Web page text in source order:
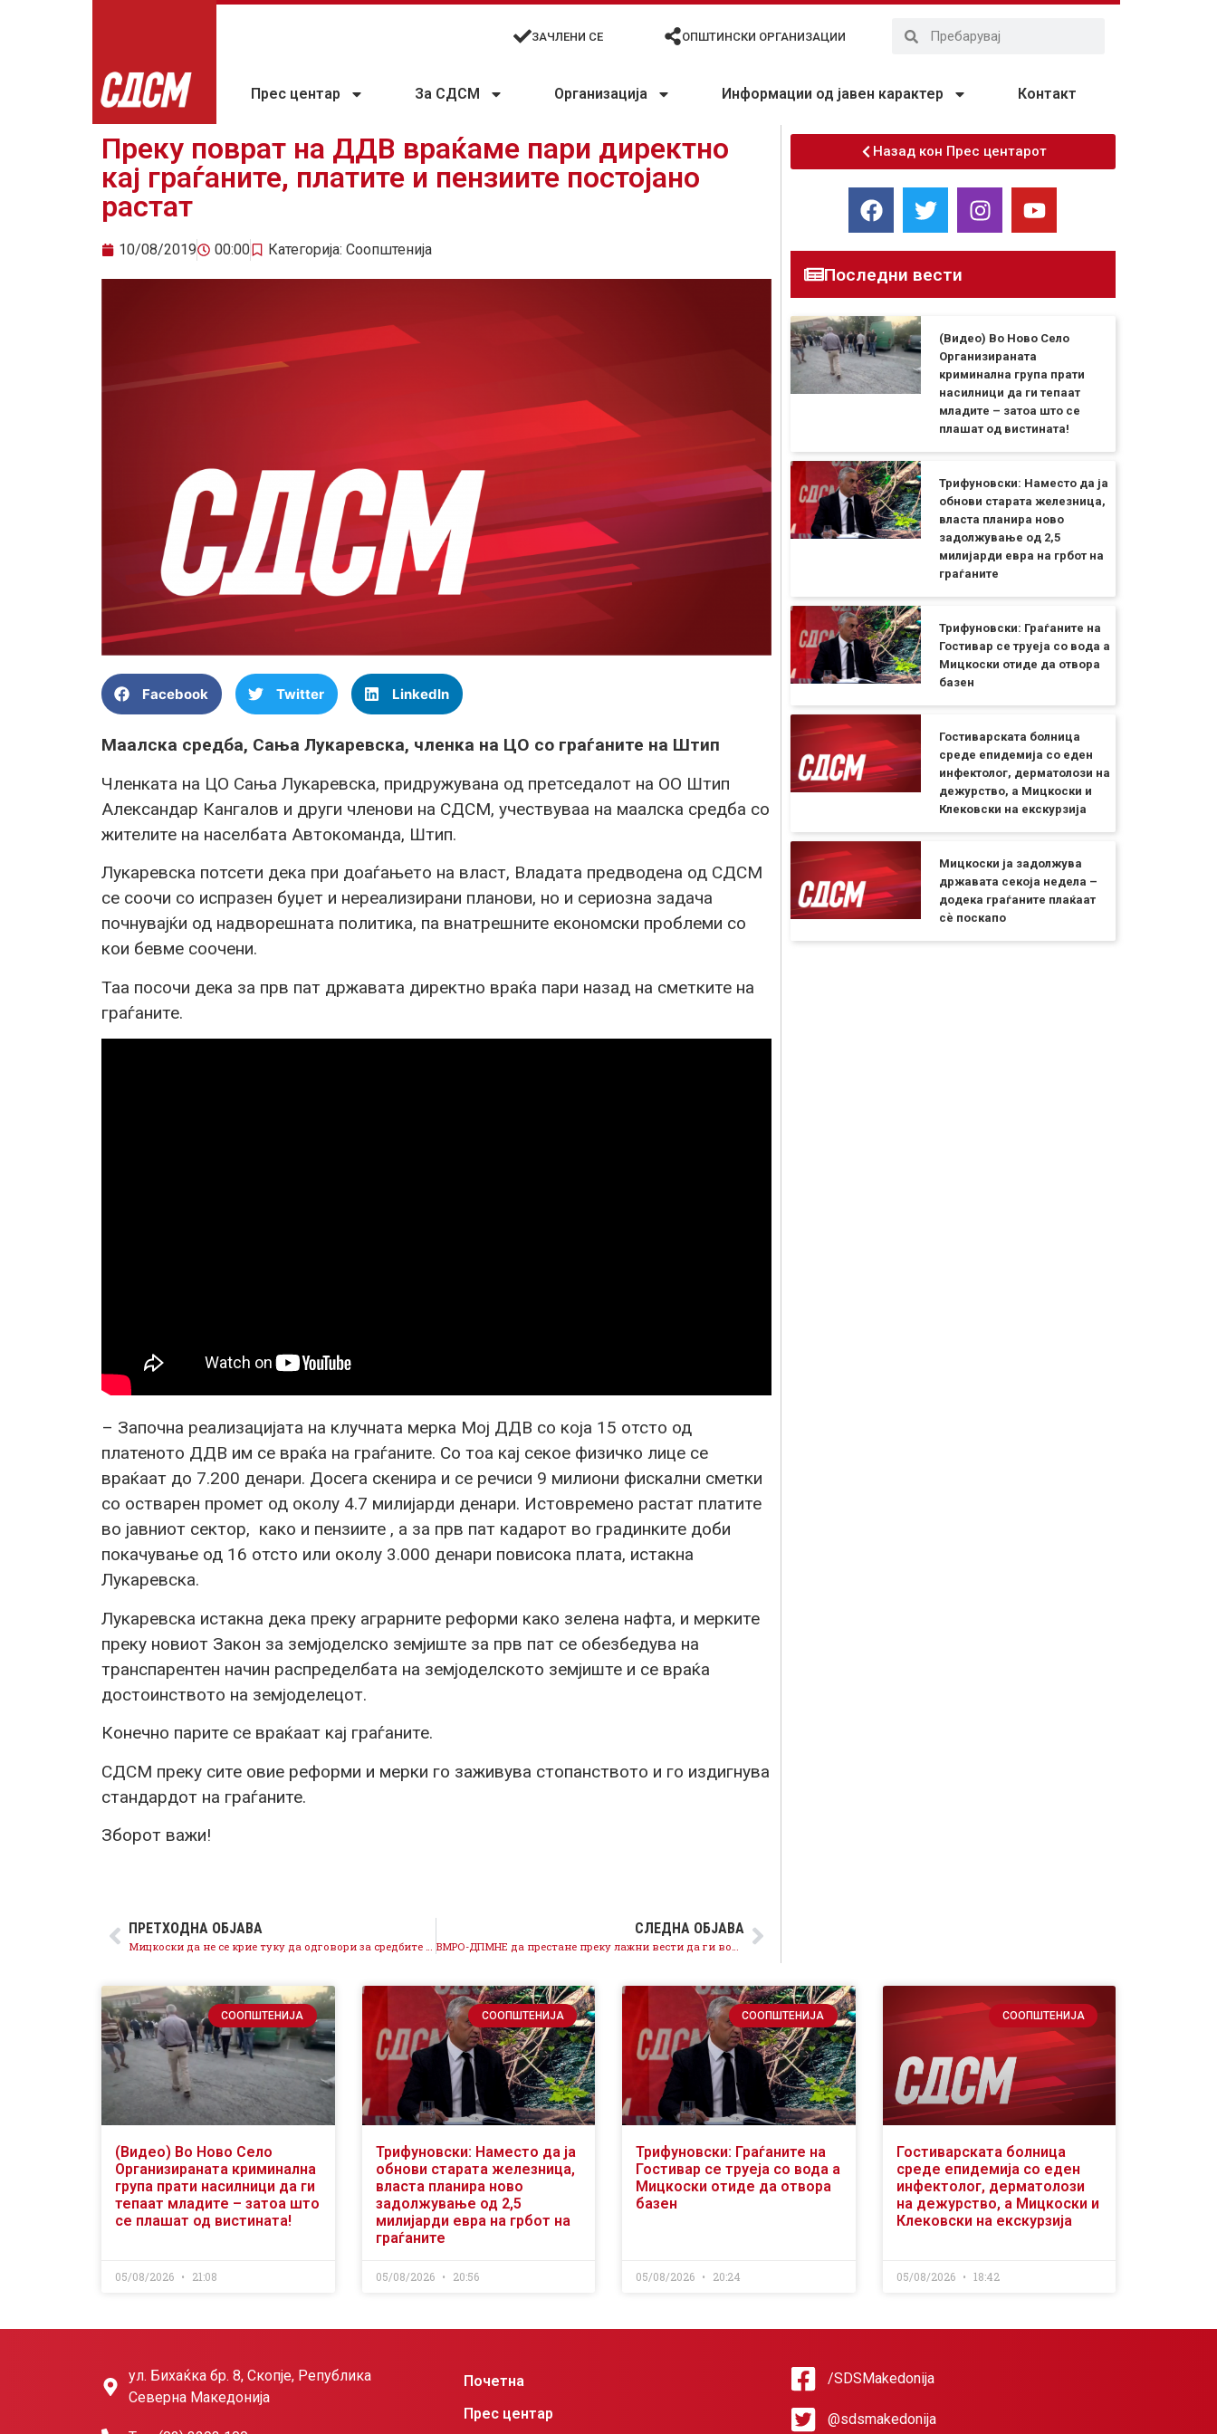
ЗАЧЛЕНИ СЕ ОПШТИНСКИ ОРГАНИЗАЦИИ
Прес центар За СДСМ Организација Информации од јавен карактер Контакт
Преку поврат на ДДВ враќаме пари директно
кај граѓаните, платите и пензиите постојано
растат
10/08/2019 00:00 Категорија: Соопштенија
Facebook Twitter LinkedIn
Маалска средба, Сања Лукаревска, членка на ЦО со граѓаните на Штип
Членката на ЦО Сања Лукаревска, придружувана од претседалот на ОО Штип
Александар Кангалов и други членови на СДСМ, учествуваа на маалска средба со
жителите на населбата Автокоманда, Штип.
Лукаревска потсети дека при доаѓањето на власт, Владата предводена од СДСМ
се соочи со испразен буџет и нереализирани планови, но и сериозна задача
почнувајќи од надворешната политика, па внатрешните економски проблеми со
кои бевме соочени.
Таа посочи дека за прв пат државата директно враќа пари назад на сметките на
граѓаните.
– Започна реализацијата на клучната мерка Мој ДДВ со која 15 отсто од
платеното ДДВ им се враќа на граѓаните. Со тоа кај секое физичко лице се
враќаат до 7.200 денари. Досега скенира и се речиси 9 милиони фискални сметки
со остварен промет од околу 4.7 милијарди денари. Истовремено растат платите
во јавниот сектор, како и пензиите , а за прв пат кадарот во градинките доби
покачување од 16 отсто или околу 3.000 денари повисока плата, истакна
Лукаревска.
Лукаревска истакна дека преку аграрните реформи како зелена нафта, и мерките
преку новиот Закон за земјоделско земјиште за прв пат се обезбедува на
транспарентен начин распределбата на земјоделското земјиште и се враќа
достоинството на земјоделецот.
Конечно парите се враќаат кај граѓаните.
СДСМ преку сите овие реформи и мерки го заживува стопанството и го издигнува
стандардот на граѓаните.
Зборот важи!
ПРЕТХОДНА ОБЈАВА СЛЕДНА ОБЈАВА
Назад кон Прес центарот
Последни вести
(Видео) Во Ново Село
Организираната
криминална група прати
насилници да ги тепаат
младите – затоа што се
плашат од вистината!
Трифуновски: Наместо да ја
обнови старата железница,
власта планира ново
задолжување од 2,5
милијарди евра на грбот на
граѓаните
Трифуновски: Граѓаните на
Гостивар се труеја со вода а
Мицкоски отиде да отвора
базен
Гостиварската болница
среде епидемија со еден
инфектолог, дерматолози на
дежурство, а Мицкоски и
Клековски на екскурзија
Мицкоски ја задолжува
државата секоја недела –
додека граѓаните плаќаат
сѐ поскапо
СООПШТЕНИЈА
(Видео) Во Ново Село
Организираната криминална
група прати насилници да ги
тепаат младите – затоа што
се плашат од вистината!
05/08/2026 21:08
СООПШТЕНИЈА
Трифуновски: Наместо да ја
обнови старата железница,
власта планира ново
задолжување од 2,5
милијарди евра на грбот на
граѓаните
05/08/2026 20:56
СООПШТЕНИЈА
Трифуновски: Граѓаните на
Гостивар се труеја со вода а
Мицкоски отиде да отвора
базен
05/08/2026 20:24
СООПШТЕНИЈА
Гостиварската болница
среде епидемија со еден
инфектолог, дерматолози
на дежурство, а Мицкоски и
Клековски на екскурзија
05/08/2026 18:42
ул. Бихаќка бр. 8, Скопје, Република
Северна Македонија
Почетна
Прес центар
/SDSMakedonija
@sdsmakedonija